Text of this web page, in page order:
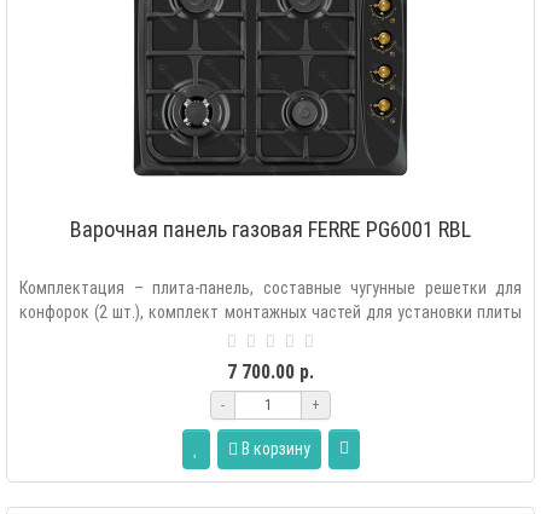
Варочная панель газовая FERRE PG6001 RBL
Комплектация – плита-панель, составные чугунные решетки для
конфорок (2 шт.), комплект монтажных частей для установки плиты
7 700.00 р.
- +
В корзину